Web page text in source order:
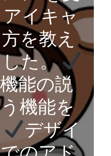
イキャ
を教え
た。
能の説
機能を
デザイ
のアド